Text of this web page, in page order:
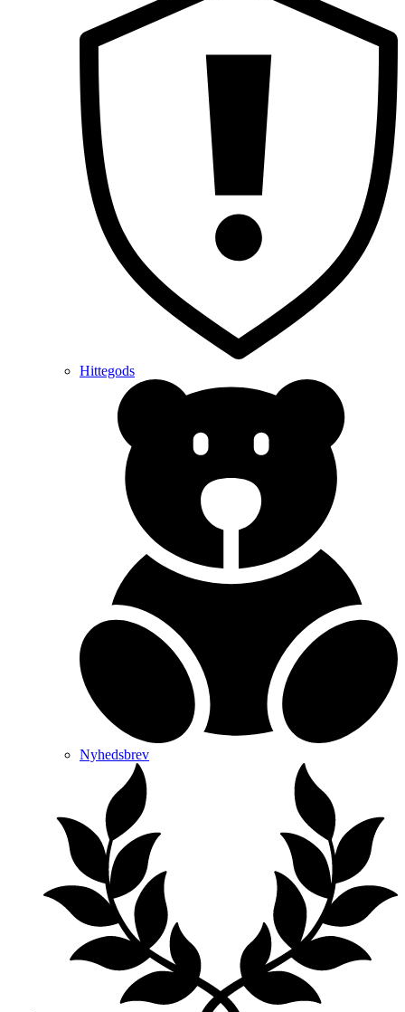
Hittegods
Nyhedsbrev